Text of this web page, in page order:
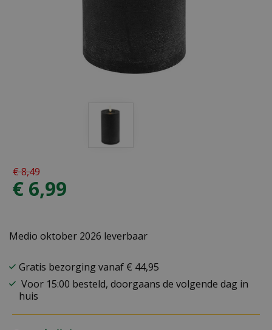
€8,49
€ 6,99
Medio oktober 2026 leverbaar
Gratis bezorging vanaf € 44,95
Voor 15:00 besteld, doorgaans de volgende dag in
huis